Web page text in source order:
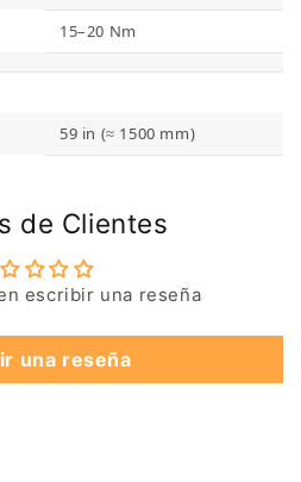
15–20 Nm
59 in (≈ 1500 mm)
de Clientes
escribir una reseña
una reseña